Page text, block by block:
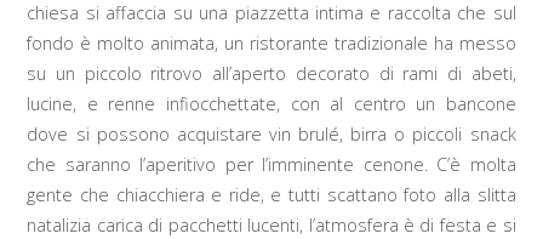
chiesa si affaccia su una piazzetta intima e raccolta che sul
fondo è molto animata, un ristorante tradizionale ha messo
su un piccolo ritrovo all’aperto decorato di rami di abeti,
lucine, e renne infiocchettate, con al centro un bancone
dove si possono acquistare vin brulé, birra o piccoli snack
che saranno l’aperitivo per l’imminente cenone. C’è molta
gente che chiacchiera e ride, e tutti scattano foto alla slitta
natalizia carica di pacchetti lucenti, l’atmosfera è di festa e si